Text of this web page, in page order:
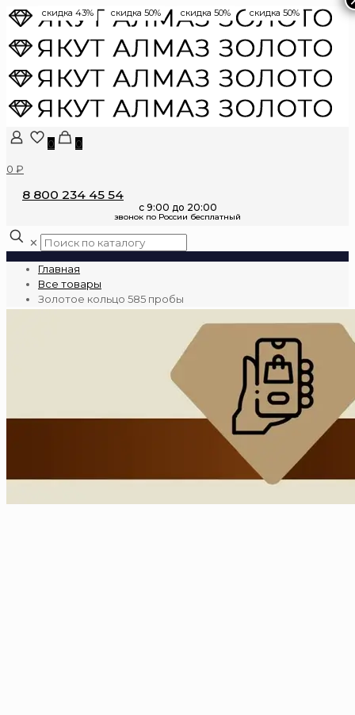
0
0
0 ₽
8 800 234 45 54
✕
Главная
Все товары
Золотое кольцо 585 пробы
скидка 43% скидка 50% скидка 50% скидка 50%